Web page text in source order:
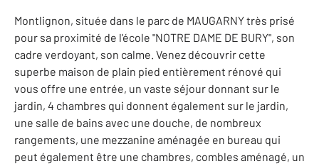
Montlignon, située dans le parc de MAUGARNY très prisé
pour sa proximité de l'école "NOTRE DAME DE BURY", son
cadre verdoyant, son calme. Venez découvrir cette
superbe maison de plain pied entièrement rénové qui
vous offre une entrée, un vaste séjour donnant sur le
jardin, 4 chambres qui donnent également sur le jardin,
une salle de bains avec une douche, de nombreux
rangements, une mezzanine aménagée en bureau qui
peut également être une chambres, combles aménagé, un